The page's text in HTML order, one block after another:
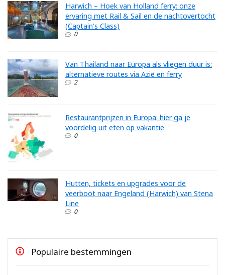
Harwich – Hoek van Holland ferry: onze
ervaring met Rail & Sail en de nachtovertocht
(Captain’s Class)
0
Van Thailand naar Europa als vliegen duur is:
alternatieve routes via Azië en ferry
2
Restaurantprijzen in Europa: hier ga je
voordelig uit eten op vakantie
0
Hutten, tickets en upgrades voor de
veerboot naar Engeland (Harwich) van Stena
Line
0
Populaire bestemmingen